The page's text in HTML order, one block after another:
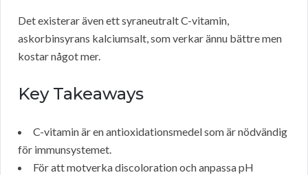
Det existerar även ett syraneutralt C-vitamin,
askorbinsyrans kalciumsalt, som verkar ännu bättre men
kostar något mer.
Key Takeaways
C-vitamin är en antioxidationsmedel som är nödvändig
för immunsystemet.
För att motverka discoloration och anpassa pH